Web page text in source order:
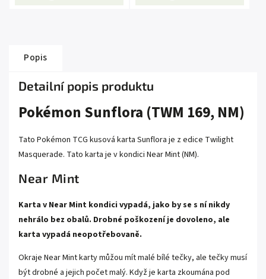
Popis
Detailní popis produktu
Pokémon Sunflora (TWM 169, NM)
Tato Pokémon TCG kusová karta Sunflora je z edice Twilight
Masquerade. Tato karta je v kondici Near Mint (NM).
Near Mint
Karta v Near Mint kondici vypadá, jako by se s ní nikdy
nehrálo bez obalů. Drobné poškození je dovoleno, ale
karta vypadá neopotřebovaně.
Okraje Near Mint karty můžou mít malé bílé tečky, ale tečky musí
být drobné a jejich počet malý. Když je karta zkoumána pod